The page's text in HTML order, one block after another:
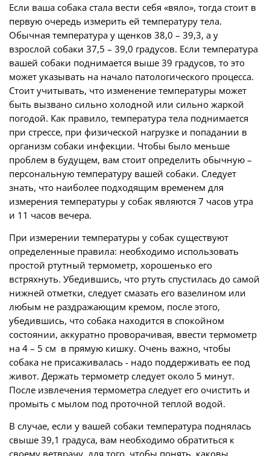
Если ваша собака стала вести себя «вяло», тогда стоит в
первую очередь измерить ей температуру тела.
Обычная температура у щенков 38,0 – 39,3, а у
взрослой собаки 37,5 – 39,0 градусов. Если температура
вашей собаки поднимается выше 39 градусов, то это
может указывать на начало патологического процесса.
Стоит учитывать, что изменение температуры может
быть вызвано сильно холодной или сильно жаркой
погодой. Как правило, температура тела поднимается
при стрессе, при физической нагрузке и попадании в
организм собаки инфекции. Чтобы было меньше
проблем в будущем, вам стоит определить обычную –
персональную температуру вашей собаки. Следует
знать, что наиболее подходящим временем для
измерения температуры у собак являются 7 часов утра
и 11 часов вечера.
При измерении температуры у собак существуют
определенные правила: необходимо использовать
простой ртутный термометр, хорошенько его
встряхнуть. Убедившись, что ртуть спустилась до самой
нижней отметки, следует смазать его вазелином или
любым не раздражающим кремом, после этого,
убедившись, что собака находится в спокойном
состоянии, аккуратно проворачивая, ввести термометр
на 4 – 5 см в прямую кишку. Очень важно, чтобы
собака не присаживалась - надо поддерживать ее под
живот. Держать термометр следует около 5 минут.
После извлечения термометра следует его очистить и
промыть с мылом под проточной теплой водой.
В случае, если у вашей собаки температура поднялась
свыше 39,1 градуса, вам необходимо обратиться к